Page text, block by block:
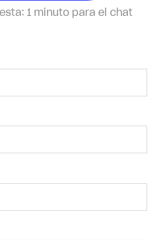
1 minuto para el chat